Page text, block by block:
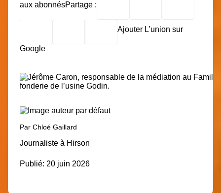
aux abonnésPartage :
Ajouter L’union sur
Google
Par Chloé Gaillard
Journaliste à Hirson
Publié: 20 juin 2026